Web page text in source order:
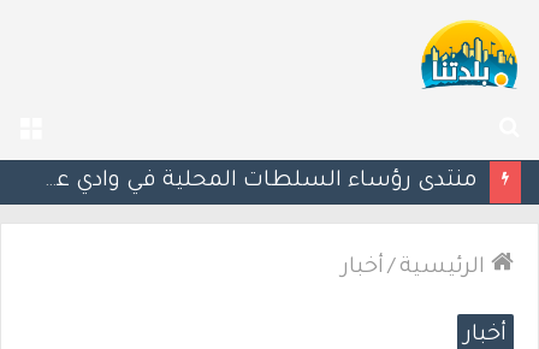
عن
وزارة الصحة تحذّر: نقص في مخزون الدم.. ودعوة عاجلة للتبرع وخاصة من فصيلة O
الرئيسية / أخبار
أخبار